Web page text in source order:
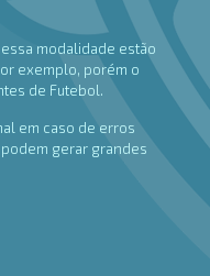
modalidade estão
exemplo, porém o
de Futebol.
em caso de erros
gerar grandes